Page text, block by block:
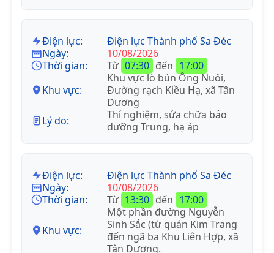
Điện lực:
Điện lực Thành phố Sa Đéc
Ngày:
10/08/2026
Thời gian:
Từ 07:30 đến 17:00
Khu vực:
Khu vực lò bún Ông Nuôi,
Đường rạch Kiều Hạ, xã Tân
Dương
Lý do:
Thí nghiệm, sửa chữa bảo
dưỡng Trung, hạ áp
Điện lực:
Điện lực Thành phố Sa Đéc
Ngày:
10/08/2026
Thời gian:
Từ 13:30 đến 17:00
Khu vực:
Một phần đường Nguyễn
Sinh Sắc (từ quán Kim Trang
đến ngã ba Khu Liên Hợp, xã
Tân Dương.